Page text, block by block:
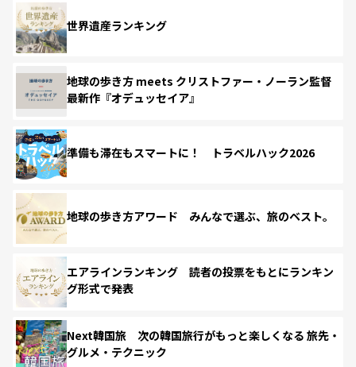
世界遺産ランキング
地球の歩き方 meets クリストファー・ノーラン監督
最新作『オデュッセイア』
準備も滞在もスマートに！ トラベルハック2026
地球の歩き方アワード みんなで選ぶ、旅のベスト。
エアラインランキング 読者の投票をもとにランキン
グ形式で発表
Next韓国旅 次の韓国旅行がもっと楽しくなる 旅先・
グルメ・テクニック